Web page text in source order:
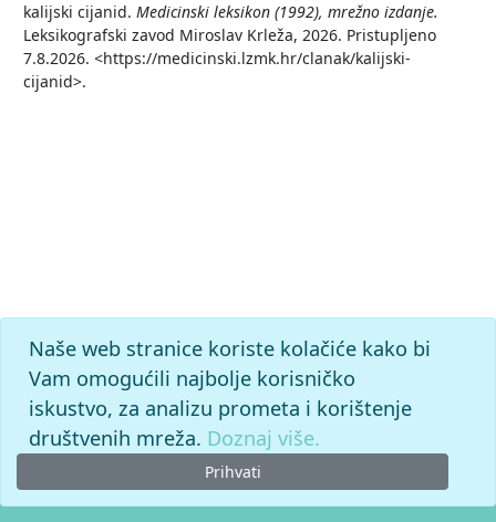
kalijski cijanid. Medicinski leksikon (1992), mrežno izdanje.
Leksikografski zavod Miroslav Krleža, 2026. Pristupljeno
7.8.2026. <https://medicinski.lzmk.hr/clanak/kalijski-
cijanid>.
Naše web stranice koriste kolačiće kako bi
Vam omogućili najbolje korisničko
iskustvo, za analizu prometa i korištenje
društvenih mreža. Doznaj više.
Prihvati
© 2026. -Leksikografski zavodMiroslav Krleža